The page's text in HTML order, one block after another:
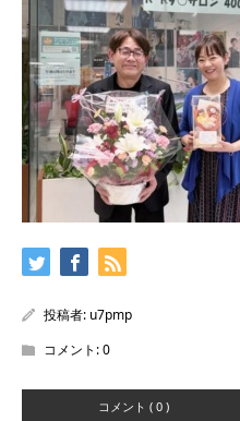
投稿者: u7pmp
コメント:0
コメント ( 0 )